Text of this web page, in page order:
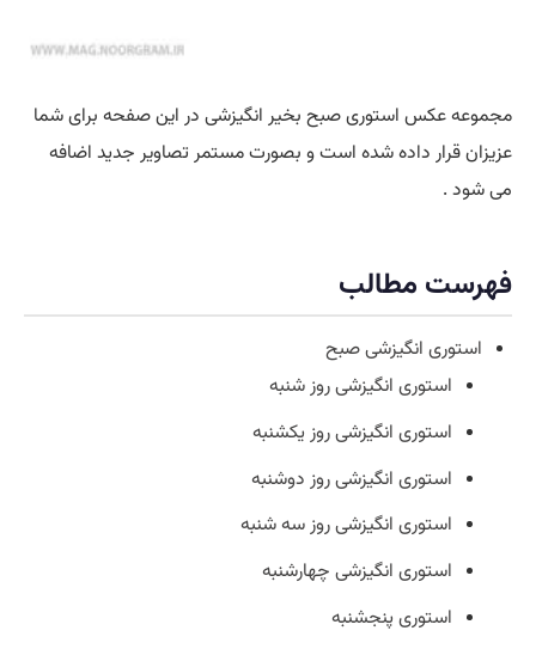
مجموعه عکس استوری صبح بخیر انگیزشی در این صفحه برای شما
عزیزان قرار داده شده است و بصورت مستمر تصاویر جدید اضافه
می شود .
فهرست مطالب
استوری انگیزشی صبح
استوری انگیزشی روز شنبه
استوری انگیزشی روز یکشنبه
استوری انگیزشی روز دوشنبه
استوری انگیزشی روز سه شنبه
استوری انگیزشی چهارشنبه
استوری پنجشنبه